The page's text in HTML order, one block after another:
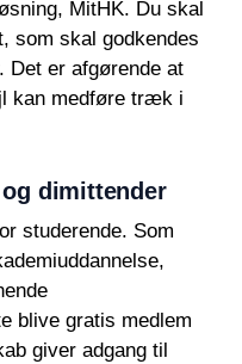
MitHK. Du skal
som skal godkendes
Det er afgørende at
kan medføre træk i
dimittender
studerende. Som
blive gratis medlem
giver adgang til